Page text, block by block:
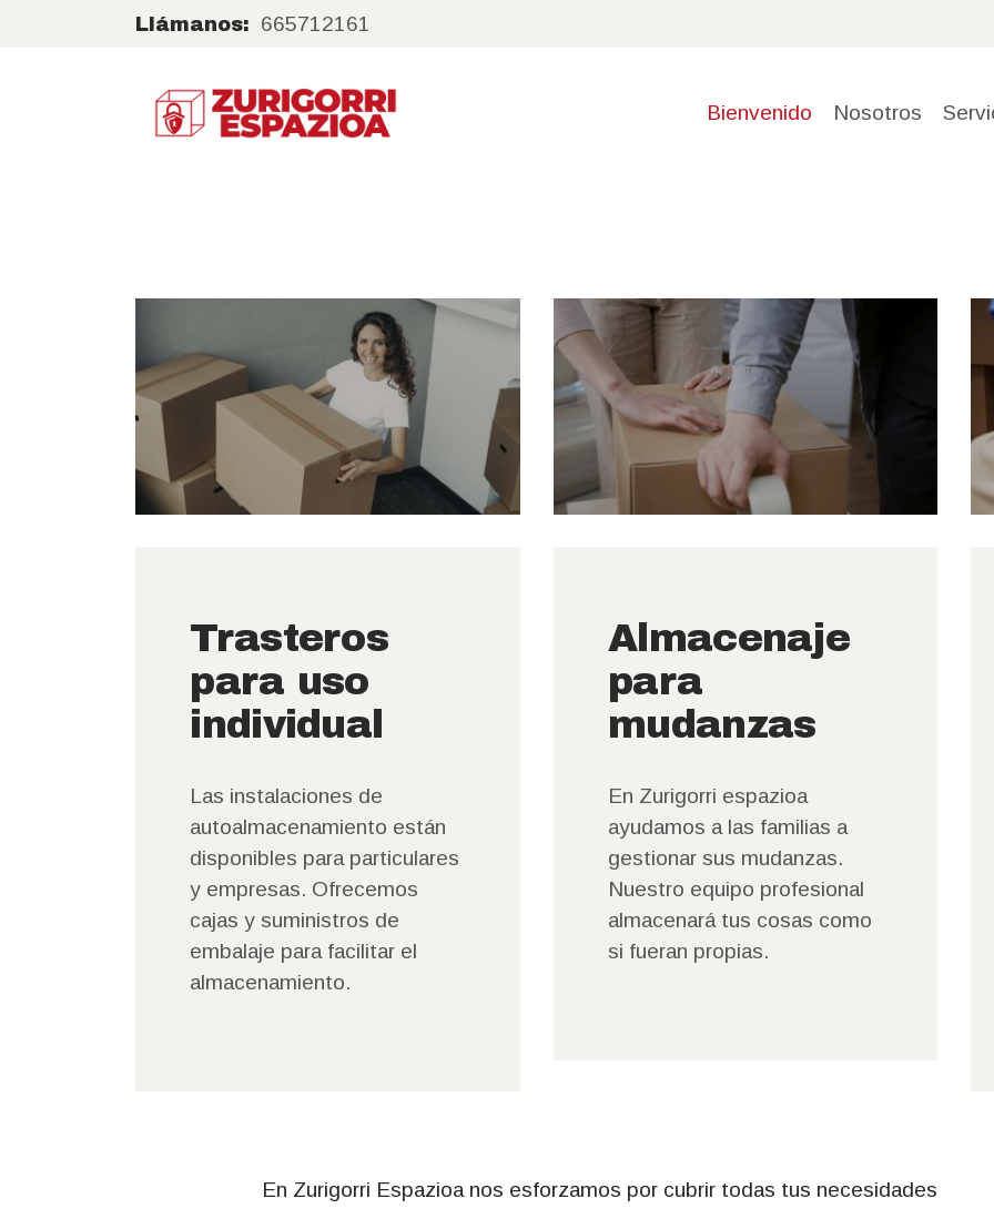
Llámanos: 665712161
Bienvenido Nosotros
SERVICIO
S
RESERVA
TU
CONTACT
O
Trasteros
para uso
individual
Las instalaciones de
autoalmacenamiento están
disponibles para particulares
y empresas. Ofrecemos
cajas y suministros de
embalaje para facilitar el
almacenamiento.
Almacenaje
para
mudanzas
En Zurigorri espazioa
ayudamos a las familias a
gestionar sus mudanzas.
Nuestro equipo profesional
almacenará tus cosas como
si fueran propias.
En Zurigorri Espazioa nos esforzamos por cubrir todas tus necesidades